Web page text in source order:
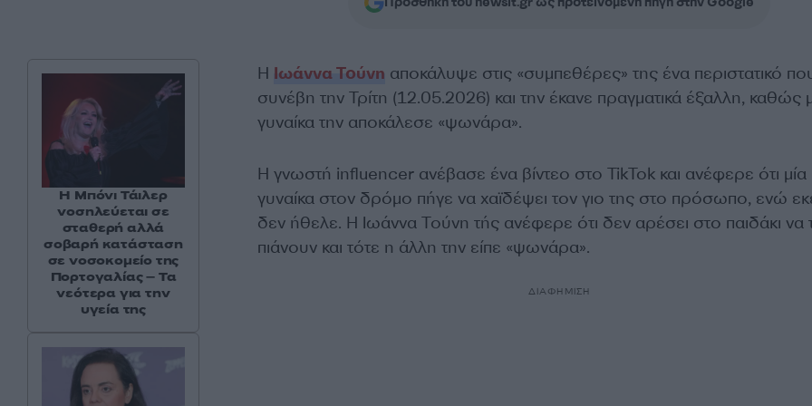
H Ιωάννα Τούνη αποκάλυψε στις «συμπεθέρες» της ένα περιστατικό
συνέβη την Τρίτη (12.05.2026) και την έκανε πραγματικά έξαλλη, καθώς
γυναίκα την αποκάλεσε «ψωνάρα».
Η γνωστή influencer ανέβασε ένα βίντεο στο TikTok και ανέφερε ότι μία
γυναίκα στον δρόμο πήγε να χαϊδέψει τον γιο της στο πρόσωπο, ενώ
δεν ήθελε. Η Ιωάννα Τούνη τής ανέφερε ότι δεν αρέσει στο παιδάκι να
πιάνουν και τότε η άλλη την είπε «ψωνάρα».
ΔΙΑΦΗΜΙΣΗ
Η Μπόνι Τάιλερ
νοσηλεύεται σε
σταθερή αλλά
σοβαρή κατάσταση
σε νοσοκομείο της
Πορτογαλίας – Τα
νεότερα για την
υγεία της